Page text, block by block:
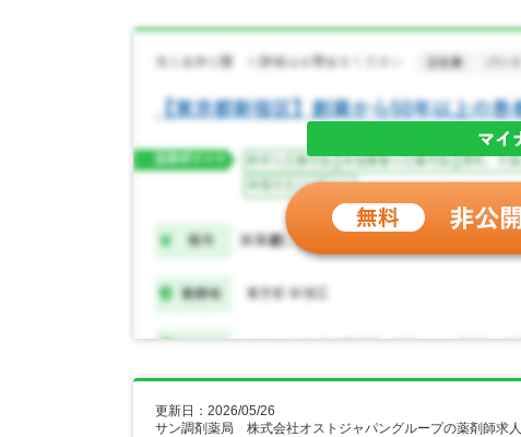
更新日：2026/05/26
サン調剤薬局 株式会社オストジャパングループの薬剤師求人